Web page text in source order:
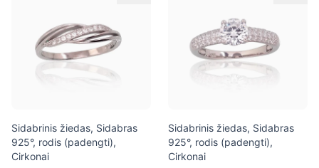
Sidabrinis žiedas, Sidabras
925°, rodis (padengti),
Cirkonai
Sidabrinis žiedas, Sidabras
925°, rodis (padengti),
Cirkonai